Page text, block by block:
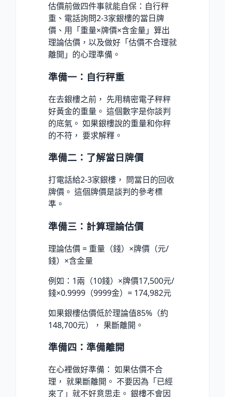
估價前做四件事就能自保：自行秤
重、電話詢問2-3家銀樓的當日牌
價、用「重量×牌價×含金量」算出
理論估價，以及做好「估價不合理就
離開」的心理準備。
準備一：自行秤重
在去銀樓之前， 先用精密電子秤秤
好黃金的重量。 這個數字是你談判
的底氣。 如果銀樓說的重量和你秤
的不符， 要求解釋。
準備二：了解當日牌價
打電話給2-3家銀樓， 問當日的回收
牌價。 這個牌價是談判的參考標
準。
準備三：計算理論估價
理論估價 = 重量（錢）×牌價（元/
錢）×含金量
例如：1兩（10錢）×牌價17,500元/
錢×0.9999（9999金）= 174,982元
如果銀樓估價低於理論值85%（約
148,700元）， 果斷離開。
準備四：準備離開
在心裡做好準備： 如果估價不合
理， 就果斷離開。 不要因為「已經
來了」就不好意思走。 銀樓不會因